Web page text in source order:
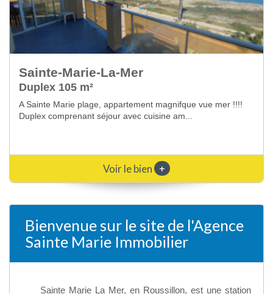
Sainte-Marie-La-Mer
Appartement 134 m²
A Sainte Marie plage dans résidence de standing avec
pisicne face à la mer, appartement de 134 m²...
Voir le bien +
Bienvenue sur le site de l'Agence
Sainte Marie Immobilier
Sainte Marie La Mer, en Roussillon, est une station